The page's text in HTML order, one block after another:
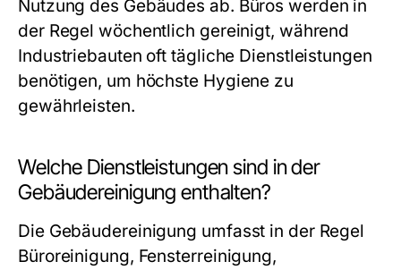
Nutzung des Gebäudes ab. Büros werden in
der Regel wöchentlich gereinigt, während
Industriebauten oft tägliche Dienstleistungen
benötigen, um höchste Hygiene zu
gewährleisten.
Welche Dienstleistungen sind in der
Gebäudereinigung enthalten?
Die Gebäudereinigung umfasst in der Regel
Büroreinigung, Fensterreinigung,